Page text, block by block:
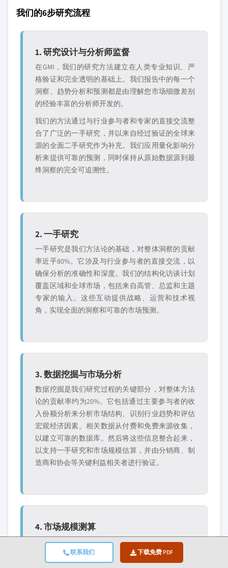
联系我们 下载免费 PDF
我们的6步研究流程
1. 研究设计与分析师监督
在GMI，我们的研究方法建立在人类专业知识、严
格验证和完全透明的基础上。我们报告中的每一个
洞察、趋势分析和预测都是由理解您市场细微差别
的经验丰富的分析师开发的。
我们的方法通过与行业参与者和专家的直接交流整
合了广泛的一手研究，并以来自经过验证的全球来
源的全面二手研究作为补充。我们应用量化影响分
析来提供可靠的预测，同时保持从原始数据源到最
终洞察的完全可追溯性。
2. 一手研究
一手研究是我们方法论的基础，对整体洞察的贡献
率近乎80%。它涉及与行业参与者的直接交流，以
确保分析的准确性和深度。我们的结构化访谈计划
覆盖区域和全球市场，包括来自高管、总监和主题
专家的输入。这些互动提供战略、运营和技术视
角，实现全面的洞察和可靠的市场预测。
3. 数据挖掘与市场分析
数据挖掘是我们研究过程的关键部分，对整体方法
论的贡献率约为20%。它包括通过主要参与者的收
入份额分析来分析市场结构、识别行业趋势和评估
宏观经济因素。相关数据从付费和免费来源收集，
以建立可靠的数据库。然后将这些信息整合起来，
以支持一手研究和市场规模估算，并由分销商、制
造商和协会等关键利益相关者进行验证。
4. 市场规模测算
我们的市场规模测算建立在自下而上的方法之上，
从通过一手访谈直接收集的企业收入数据开始，同
时结合制造商的产量数据以及安装或部署统计数